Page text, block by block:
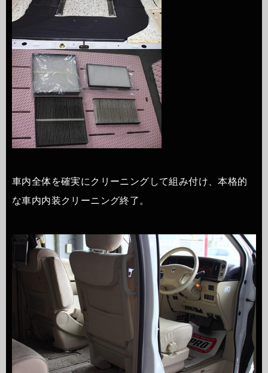
車内全体を確実にクリーニングして組み付け、本格的
な車内内装クリーニング終了。